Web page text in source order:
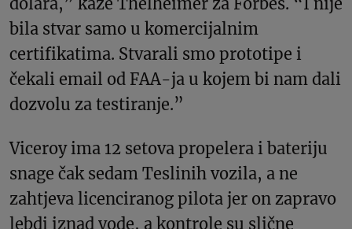
bila stvar samo u komercijalnim
certifikatima. Stvarali smo prototipe i
čekali email od FAA-ja u kojem bi nam dali
dozvolu za testiranje.”
Viceroy ima 12 setova propelera i bateriju
snage čak sedam Teslinih vozila, a ne
zahtjeva licenciranog pilota jer on zapravo
lebdi iznad vode, a kontrole su slične